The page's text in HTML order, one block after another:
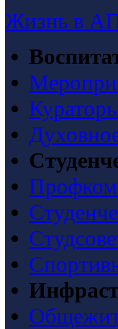
Жизнь в
Профком